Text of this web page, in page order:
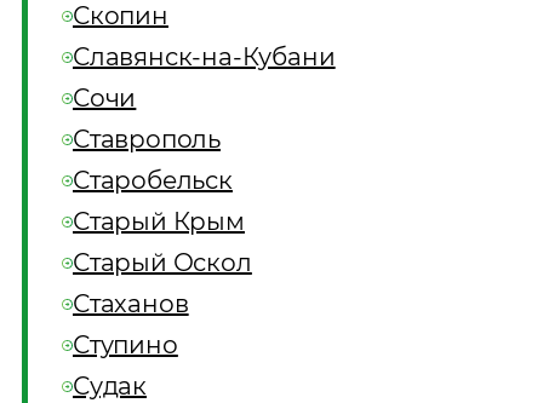
Скопин
Славянск-на-Кубани
Сочи
Ставрополь
Старобельск
Старый Крым
Старый Оскол
Стаханов
Ступино
Судак